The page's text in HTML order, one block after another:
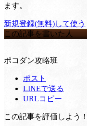
ます。
新規登録(無料)して使う
この記事を書いた人
ポコダン攻略班
ポスト
LINEで送る
URLコピー
この記事を評価しよう！